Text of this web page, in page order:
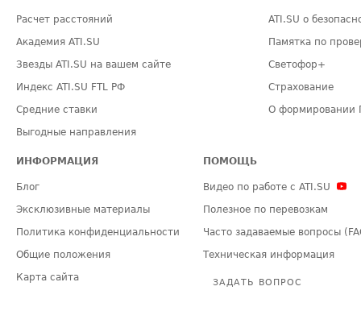
Расчет расстояний
Академия ATI.SU
Звезды ATI.SU на вашем сайте
Индекс ATI.SU FTL РФ
Средние ставки
Выгодные направления
ATI.SU о
Памятка по
Светофор+
Страхование
О формировании
ИНФОРМАЦИЯ
Блог
Эксклюзивные материалы
Политика конфиденциальности
Общие положения
Карта сайта
ПОМОЩЬ
Видео по работе с ATI.SU
Полезное по перевозкам
Часто задаваемые вопросы
Техническая информация
ЗАДАТЬ ВОПРОС